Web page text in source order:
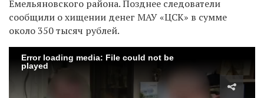
Емельяновского района. Позднее следователи
сообщили о хищении денег МАУ «ЦСК» в сумме
около 350 тысяч рублей.
Error loading media: File could not be
played